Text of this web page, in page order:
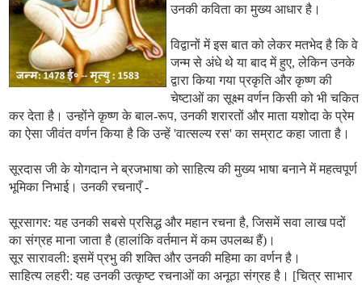
उनकी कविता का मुख्य आधार है।
विद्वानों में इस बात को लेकर मतभेद है कि वे
जन्म से अंधे थे या बाद में हुए, लेकिन उनके
द्वारा किया गया प्रकृति और कृष्ण की
चेष्टाओं का सूक्ष्म वर्णन किसी को भी चकित
कर देता है। उन्होंने कृष्ण के बाल-रूप, उनकी शरारतों और माता यशोदा के प्रेम
का ऐसा जीवंत वर्णन किया है कि उन्हें 'वात्सल्य रस' का सम्राट कहा जाता है।
सूरदास जी के योगदान ने ब्रजभाषा को साहित्य की मुख्य भाषा बनाने में महत्वपूर्ण
भूमिका निभाई। उनकी रचनाएँ -
सूरसागर: यह उनकी सबसे प्रसिद्ध और महान रचना है, जिसमें सवा लाख पदों
का संग्रह माना जाता है (हालांकि वर्तमान में कम उपलब्ध हैं)।
सूर सारावली: इसमें प्रभु की शक्ति और उनकी महिमा का वर्णन है।
साहित्य लहरी: यह उनकी उत्कृष्ट रचनाओं का अनूठा संग्रह है। [चित्र साभार